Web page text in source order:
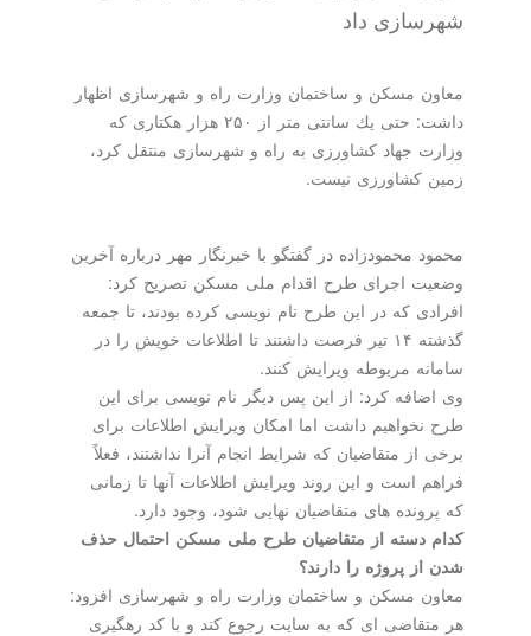
شهرسازی داد
معاون مسكن و ساختمان وزارت راه و شهرسازی اظهار
داشت: حتی یك سانتی متر از ۲۵۰ هزار هكتاری كه
وزارت جهاد كشاورزی به راه و شهرسازی منتقل كرد،
زمین كشاورزی نیست.
محمود محمودزاده در گفتگو با خبرنگار مهر درباره آخرین
وضعیت اجرای طرح اقدام ملی مسکن تصریح کرد:
افرادی که در این طرح نام نویسی کرده بودند، تا جمعه
گذشته ۱۴ تیر فرصت داشتند تا اطلاعات خویش را در
سامانه مربوطه ویرایش کنند.
وی اضافه کرد: از این پس دیگر نام نویسی برای این
طرح نخواهیم داشت اما امکان ویرایش اطلاعات برای
برخی از متقاضیان که شرایط انجام آنرا نداشتند، فعلاً
فراهم است و این روند ویرایش اطلاعات آنها تا زمانی
که پرونده های متقاضیان نهایی شود، وجود دارد.
کدام دسته از متقاضیان طرح ملی مسکن احتمال حذف
شدن از پروژه را دارند؟
معاون مسکن و ساختمان وزارت راه و شهرسازی افزود:
هر متقاضی ای که به سایت رجوع کند و با کد رهگیری